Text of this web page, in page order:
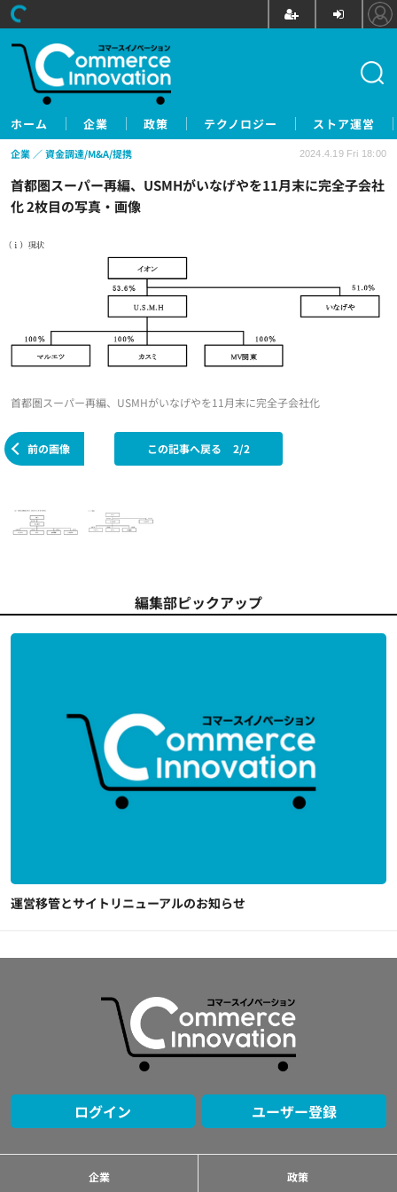
ホーム 企業 政策 テクノロジー ストア運営
首都圏スーパー再編、USMHがいなげやを11月末に完全子会社
化 2枚目の写真・画像
企業 資金調達/M&A/提携 2024.4.19 Fri 18:00
首都圏スーパー再編、USMHがいなげやを11月末に完全子会社化
前の画像 この記事へ戻る 2/2
編集部ピックアップ
運営移管とサイトリニューアルのお知らせ
ログイン ユーザー登録
企業 政策